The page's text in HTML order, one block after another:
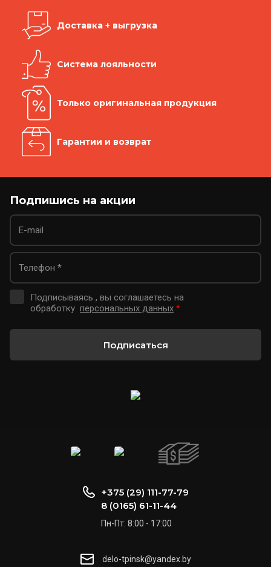
Доставка + выгрузка
Система лояльности
Только оригинальная продукция
Гарантии и возврат
Подпишись на акции
Подписываясь , вы соглашаетесь на
обработку персональных данных *
Подписаться
+375 (29) 111-77-79
8 (0165) 61-11-44
Пн-Пт: 8:00 - 17:00
delo-tpinsk@yandex.by